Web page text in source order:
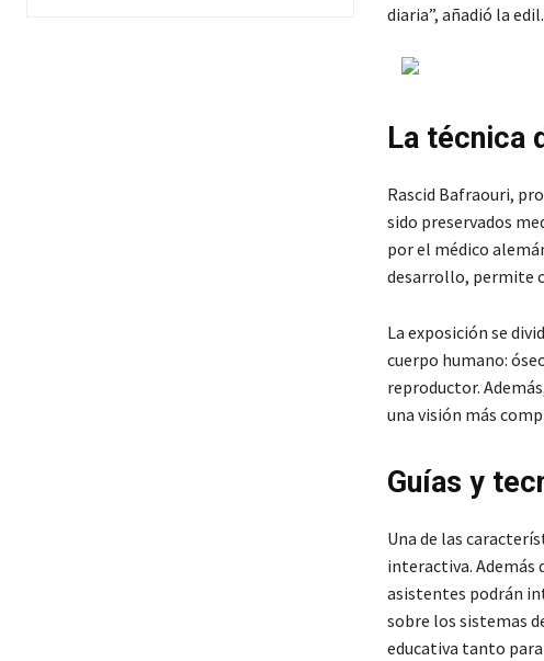
diaria”, añadió la edil.
La técnica
Rascid Bafraouri,
sido preservados
por el médico
desarrollo, permite
La exposición se
cuerpo humano:
reproductor.
una visión más
Guías y
Una de las
interactiva. Además
asistentes podrán
sobre los sistemas
educativa tanto